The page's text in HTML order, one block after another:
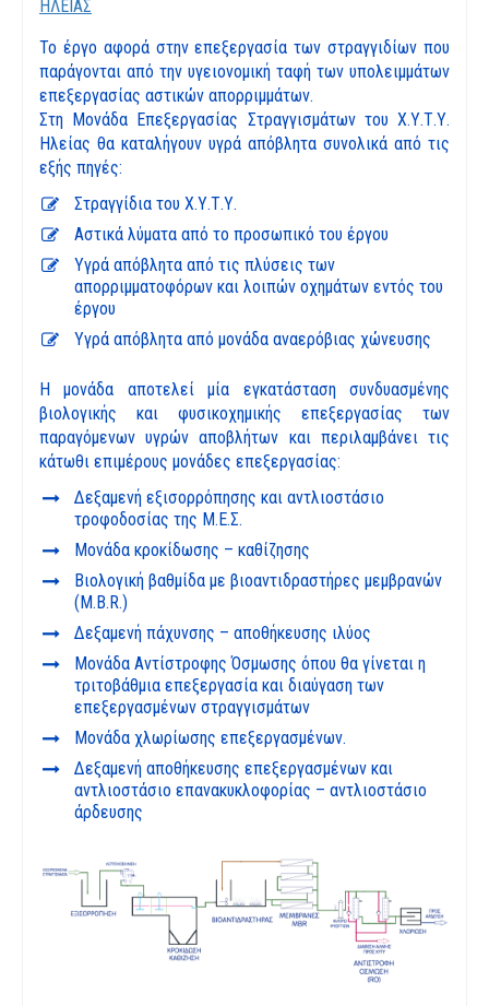
ΗΛΕΙΑΣ
Το έργο αφορά στην επεξεργασία των στραγγιδίων που
παράγονται από την υγειονομική ταφή των υπολειμμάτων
επεξεργασίας αστικών απορριμμάτων.
Στη Μονάδα Επεξεργασίας Στραγγισμάτων του Χ.Υ.Τ.Υ.
Ηλείας θα καταλήγουν υγρά απόβλητα συνολικά από τις
εξής πηγές:
Στραγγίδια του Χ.Υ.Τ.Υ.
Αστικά λύματα από το προσωπικό του έργου
Υγρά απόβλητα από τις πλύσεις των
απορριμματοφόρων και λοιπών οχημάτων εντός του
έργου
Υγρά απόβλητα από μονάδα αναερόβιας χώνευσης
Η μονάδα αποτελεί μία εγκατάσταση συνδυασμένης
βιολογικής και φυσικοχημικής επεξεργασίας των
παραγόμενων υγρών αποβλήτων και περιλαμβάνει τις
κάτωθι επιμέρους μονάδες επεξεργασίας:
Δεξαμενή εξισορρόπησης και αντλιοστάσιο
τροφοδοσίας της Μ.Ε.Σ.
Μονάδα κροκίδωσης – καθίζησης
Βιολογική βαθμίδα με βιοαντιδραστήρες μεμβρανών
(M.B.R.)
Δεξαμενή πάχυνσης – αποθήκευσης ιλύος
Μονάδα Αντίστροφης Όσμωσης όπου θα γίνεται η
τριτοβάθμια επεξεργασία και διαύγαση των
επεξεργασμένων στραγγισμάτων
Μονάδα χλωρίωσης επεξεργασμένων.
Δεξαμενή αποθήκευσης επεξεργασμένων και
αντλιοστάσιο επανακυκλοφορίας – αντλιοστάσιο
άρδευσης